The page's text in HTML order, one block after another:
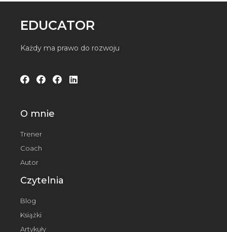
EDUCATOR
Każdy ma prawo do rozwoju
O mnie
Trener
Coach
Autor
Czytelnia
Blog
Książki
Artykuły